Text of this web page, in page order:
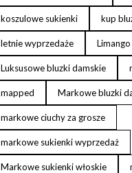
koszulowe sukienki kup
letnie wyprzedaże
Luksusowe bluzki damskie
mapped Markowe bluzki
markowe ciuchy za grosze
markowe sukienki wyprzedaż
Markowe sukienki włoskie